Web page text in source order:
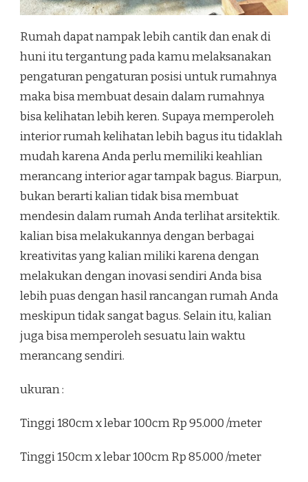
Rumah dapat nampak lebih cantik dan enak di
huni itu tergantung pada kamu melaksanakan
pengaturan pengaturan posisi untuk rumahnya
maka bisa membuat desain dalam rumahnya
bisa kelihatan lebih keren. Supaya memperoleh
interior rumah kelihatan lebih bagus itu tidaklah
mudah karena Anda perlu memiliki keahlian
merancang interior agar tampak bagus. Biarpun,
bukan berarti kalian tidak bisa membuat
mendesin dalam rumah Anda terlihat arsitektik.
kalian bisa melakukannya dengan berbagai
kreativitas yang kalian miliki karena dengan
melakukan dengan inovasi sendiri Anda bisa
lebih puas dengan hasil rancangan rumah Anda
meskipun tidak sangat bagus. Selain itu, kalian
juga bisa memperoleh sesuatu lain waktu
merancang sendiri.
ukuran :
Tinggi 180cm x lebar 100cm Rp 95.000 /meter
Tinggi 150cm x lebar 100cm Rp 85.000 /meter